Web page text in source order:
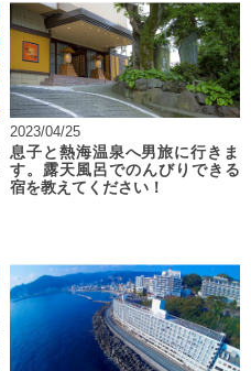
2023/04/25
息子と熱海温泉へ男旅に行きま
す。露天風呂でのんびりできる
宿を教えてください！